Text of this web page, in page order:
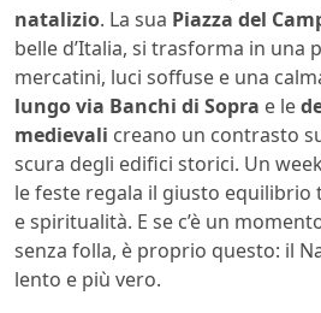
natalizio. La sua Piazza del
belle d’Italia, si trasforma in una
mercatini, luci soffuse e una
lungo via Banchi di Sopra e le
medievali creano un contrasto
scura degli edifici storici. Un
le feste regala il giusto equilibrio
e spiritualità. E se c’è un
senza folla, è proprio questo: il
lento e più vero.